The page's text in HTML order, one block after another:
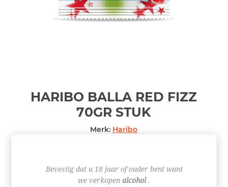
HARIBO BALLA RED FIZZ
70GR STUK
Merk: Haribo
€ 1,25
Bevestig dat u 18 jaar of ouder bent want
we verkopen alcohol.